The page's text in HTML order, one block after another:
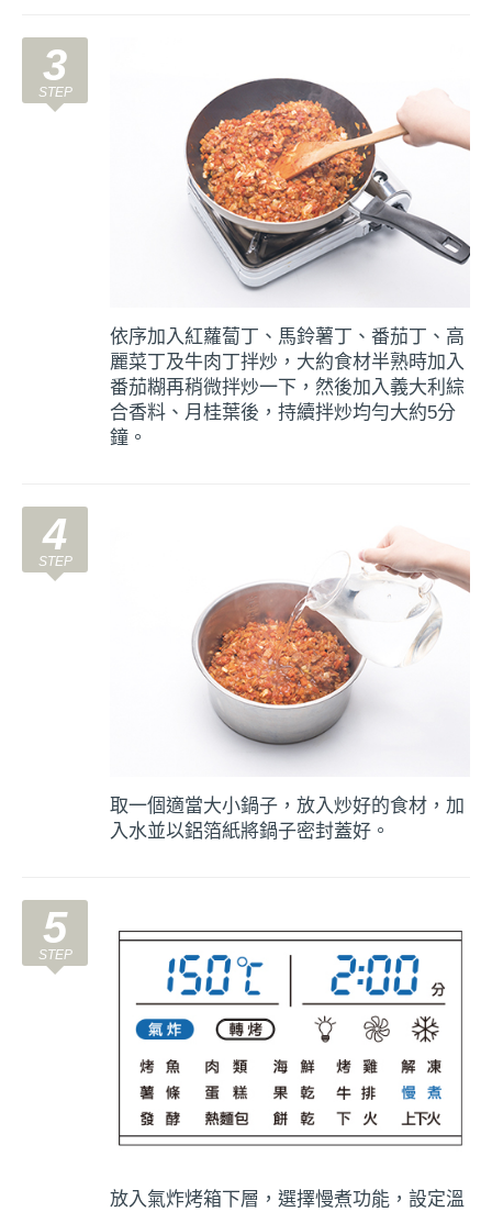
3
依序加入紅蘿蔔丁、馬鈴薯丁、番茄丁、高
麗菜丁及牛肉丁拌炒，大約食材半熟時加入
番茄糊再稍微拌炒一下，然後加入義大利綜
合香料、月桂葉後，持續拌炒均勻大約5分
鐘。
4
取一個適當大小鍋子，放入炒好的食材，加
入水並以鋁箔紙將鍋子密封蓋好。
5
放入氣炸烤箱下層，選擇慢煮功能，設定溫